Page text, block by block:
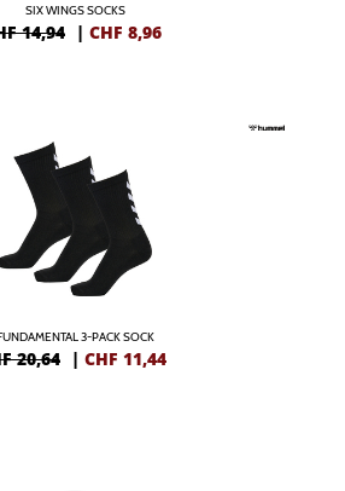
SIX WINGS SOCKS
14,94 | CHF 8,96
3-PACK SOCK
20,64 | CHF 11,44